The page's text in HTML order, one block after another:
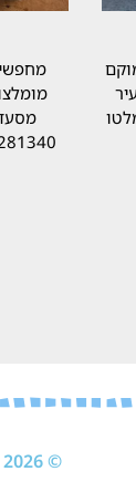
© 2026 כל הזכויות שמורות לחברת ניהול מוניטין של לירון קטלן